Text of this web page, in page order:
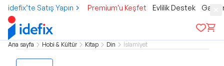
idefix’te Satış Yapın Premium'u Keşfet Evlilik Destek
Ana sayfa Hobi & Kültür Kitap Din İslamiyet